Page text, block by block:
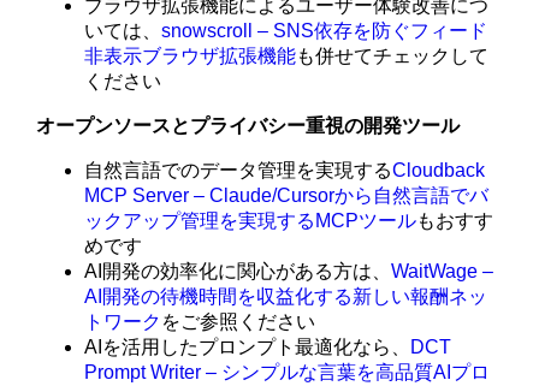
ブラウザ拡張機能によるユーザー体験改善につ
いては、snowscroll – SNS依存を防ぐフィード
非表示ブラウザ拡張機能も併せてチェックして
ください
オープンソースとプライバシー重視の開発ツール
自然言語でのデータ管理を実現するCloudback
MCP Server – Claude/Cursorから自然言語でバ
ックアップ管理を実現するMCPツールもおすす
めです
AI開発の効率化に関心がある方は、WaitWage –
AI開発の待機時間を収益化する新しい報酬ネッ
トワーク をご参照ください
AIを活用したプロンプト最適化なら、 DCT
Prompt Writer – シンプルな言葉を高品質AIプロ